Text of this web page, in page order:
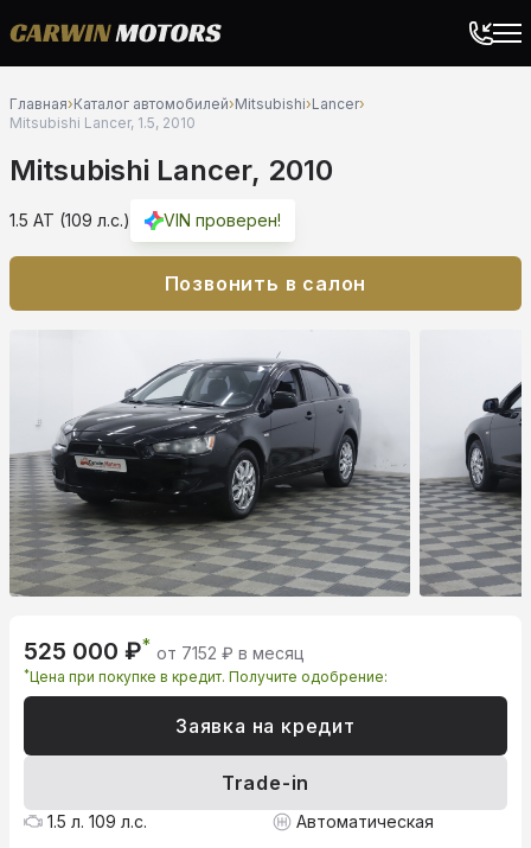
Главная›Каталог автомобилей›Mitsubishi›Lancer›
Mitsubishi Lancer, 1.5, 2010
Mitsubishi Lancer, 2010
1.5 AT (109 л.с.) VIN проверен!
Позвонить в салон
525 000 ₽* от 7152 ₽ в месяц
*Цена при покупке в кредит. Получите одобрение:
Заявка на кредит
Trade-in
1.5 л. 109 л.с.
Автоматическая